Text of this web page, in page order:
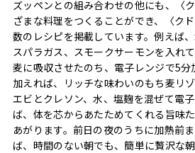
ズッペンとの組み合わせの他にも、〈
ざまな料理をつくることができ、〈ク
数のレシピを掲載しています。例えば
スパラガス、スモークサーモンを入れ
麦に吸収させたのち、電子レンジで5
加えれば、リッチな味わいのもち麦リ
エビとクレソン、水、塩麹を混ぜて電
ば、体を芯からあたためてくれる旨味
あがります。前日の夜のうちに加熱前
ば、時間のない朝でも、簡単に贅沢な